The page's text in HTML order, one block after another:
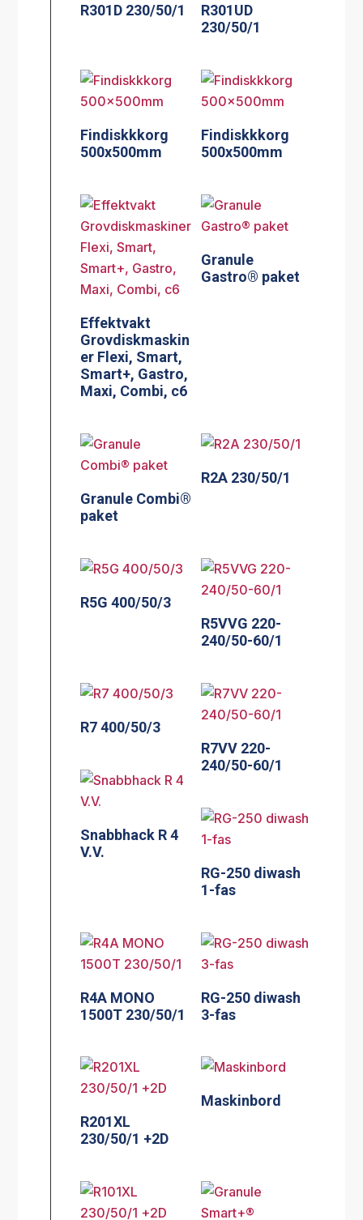
R301D 230/50/1
R301UD
230/50/1
Findiskkkorg
500x500mm
Findiskkkorg
500x500mm
Effektvakt
Grovdiskmaskin
er Flexi, Smart,
Smart+, Gastro,
Maxi, Combi, c6
Granule
Gastro® paket
Granule Combi®
paket
R2A 230/50/1
R5G 400/50/3
R5VVG 220-
240/50-60/1
R7 400/50/3
R7VV 220-
240/50-60/1
Snabbhack R 4
V.V.
RG-250 diwash
1-fas
R4A MONO
1500T 230/50/1
RG-250 diwash
3-fas
R201XL
230/50/1 +2D
Maskinbord